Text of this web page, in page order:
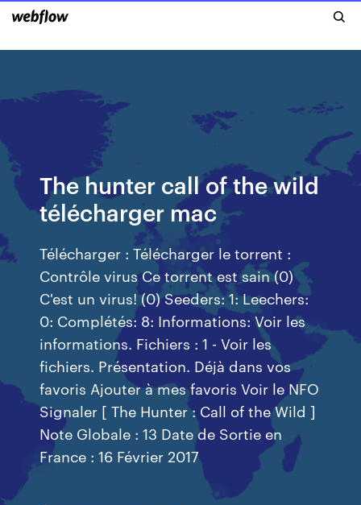
The hunter call of the wild
télécharger mac
Télécharger : Télécharger le torrent :
Contrôle virus Ce torrent est sain (0)
C'est un virus! (0) Seeders: 1: Leechers:
0: Complétés: 8: Informations: Voir les
informations. Fichiers : 1 - Voir les
fichiers. Présentation. Déjà dans vos
favoris Ajouter à mes favoris Voir le NFO
Signaler [ The Hunter : Call of the Wild ]
Note Globale : 13 Date de Sortie en
France : 16 Février 2017